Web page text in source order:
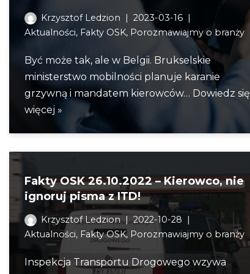
Krzysztof Ledzion
2023-03-16
Aktualności, Fakty OSK, Porozmawiajmy o branży
Być może tak, ale w Belgii. Brukselskie
ministerstwo mobilności planuje karanie
grzywną i mandatem kierowców… Dowiedz się
więcej »
Fakty OSK 26.10.2022 – Kierowco, nie
ignoruj pisma z ITD!
Krzysztof Ledzion
2022-10-28
Aktualności, Fakty OSK, Porozmawiajmy o branży
Inspekcja Transportu Drogowego wzywa